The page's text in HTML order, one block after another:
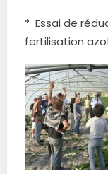
* Essai de
fertilisation